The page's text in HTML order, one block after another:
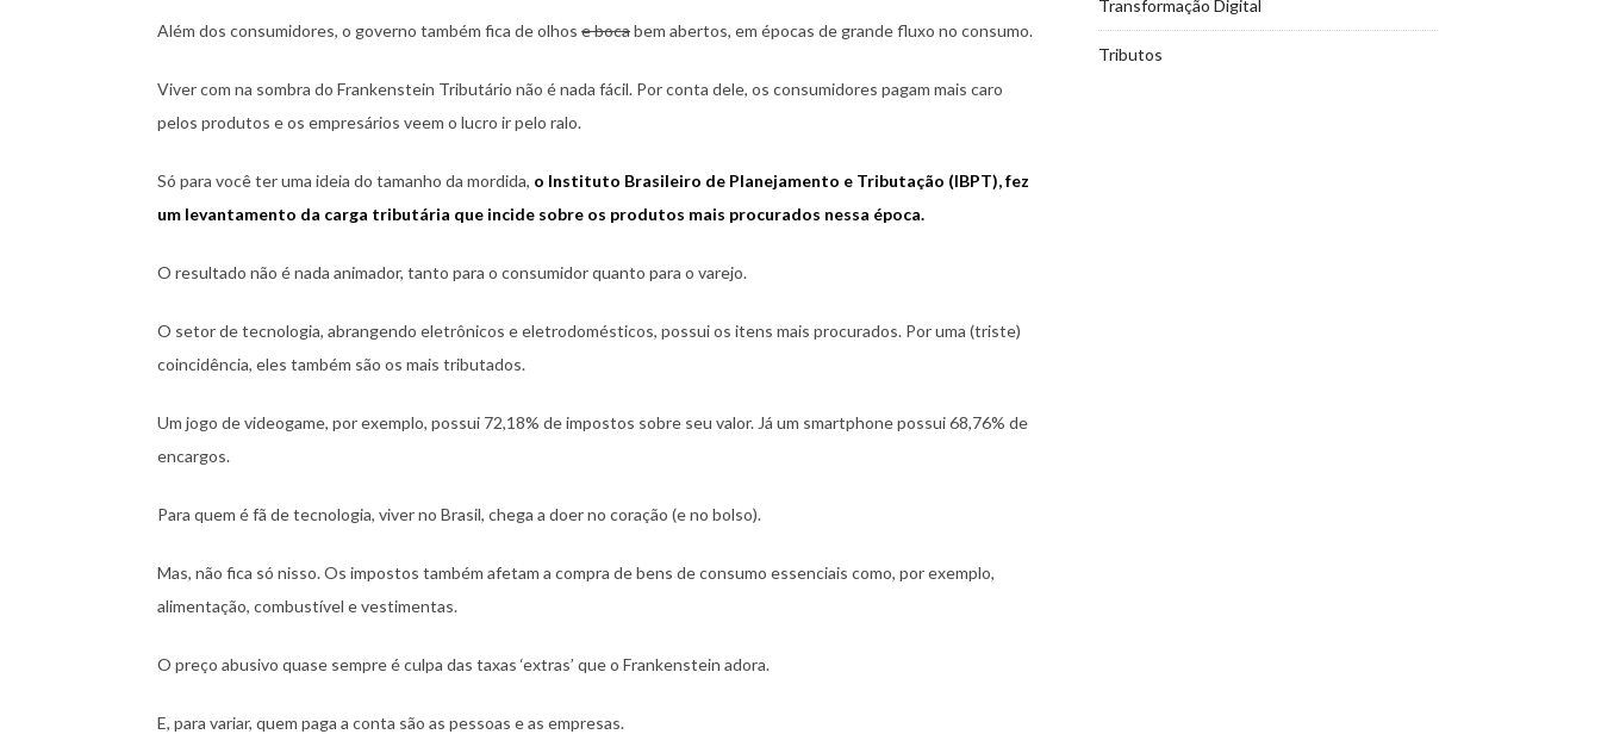
Além dos consumidores, o governo também fica de olhos e bocabem abertos, em épocas de grande fluxo no consumo.
Viver com na sombra do Frankenstein Tributário não é nada fácil. Por conta dele, os consumidores pagam mais caro
pelos produtos e os empresários veem o lucro ir pelo ralo.
Só para você ter uma ideia do tamanho da mordida, o Instituto Brasileiro de Planejamento e Tributação (IBPT), fez
um levantamento da carga tributária que incide sobre os produtos mais procurados nessa época.
O resultado não é nada animador, tanto para o consumidor quanto para o varejo.
O setor de tecnologia, abrangendo eletrônicos e eletrodomésticos, possui os itens mais procurados. Por uma (triste)
coincidência, eles também são os mais tributados.
Um jogo de videogame, por exemplo, possui 72,18% de impostos sobre seu valor. Já um smartphone possui 68,76% de
encargos.
Para quem é fã de tecnologia, viver no Brasil, chega a doer no coração (e no bolso).
Mas, não fica só nisso. Os impostos também afetam a compra de bens de consumo essenciais como, por exemplo,
alimentação, combustível e vestimentas.
O preço abusivo quase sempre é culpa das taxas ‘extras’ que o Frankenstein adora.
E, para variar, quem paga a conta são as pessoas e as empresas.
Transformação Digital
Tributos